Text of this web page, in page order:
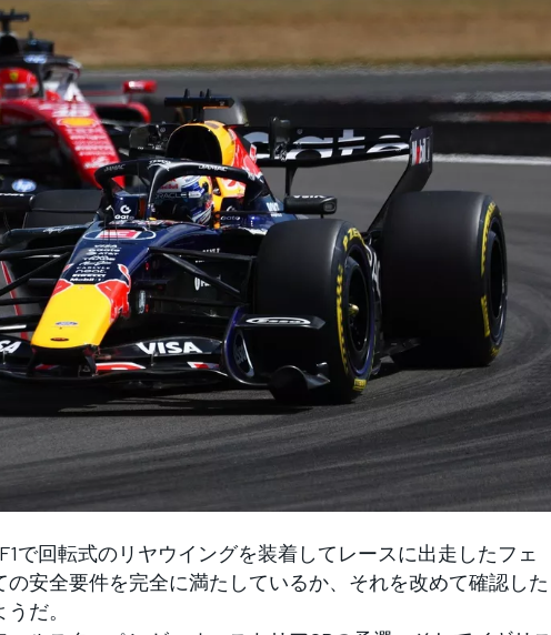
で回転式のリヤウイングを装着してレースに出走したフェ
安全要件を完全に満たしているか、それを改めて確認した
だ。